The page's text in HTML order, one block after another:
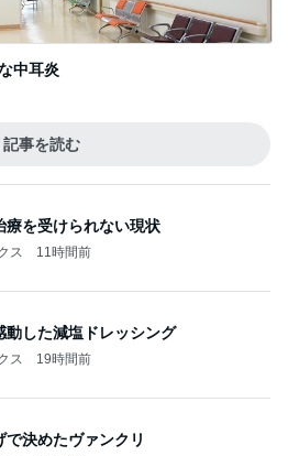
中耳炎
記事を読む
療を受けられない現状
ス 11時間前
動した減塩ドレッシング
ス 19時間前
で決めたヴァンクリ